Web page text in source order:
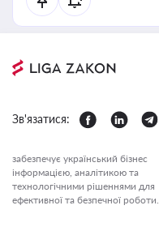
Зв'язатися:
забезпечує український бізнес
інформацією, аналітикою та
технологічними рішеннями для
ефективної та безпечної роботи.